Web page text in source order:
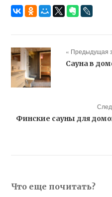
« Предыдущая
Сауна в
Финские сауны для
Что еще почитать?